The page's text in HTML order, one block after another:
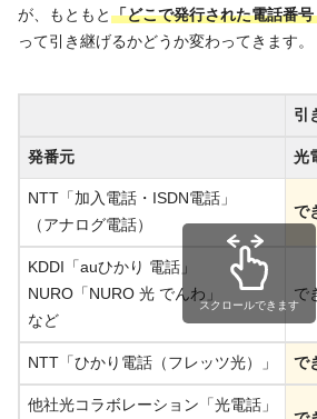
が、もともと 「どこで発行された電話番
って引き継げるかどうか変わってきます。
引
発番元 光
NTT「加入電話・ISDN電話」
（アナログ電話）
で
KDDI「auひかり 電話」
NURO「NURO 光 でんわ」
など
で
NTT「ひかり電話（フレッツ光）」 で
他社光コラボレーション「光電話」
スクロールできます